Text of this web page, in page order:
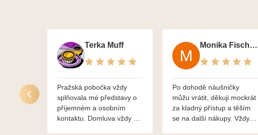
Terka Muff
Pražská pobočka vždy
splňovala mé představy o
příjemném a osobním
kontaktu. Domluva vždy na
Monika Fischerova
Po dohodě náušničky
můžu vrátit, děkuji mockrát
za kladný přístup a těším
se na další nákupy. Vždy